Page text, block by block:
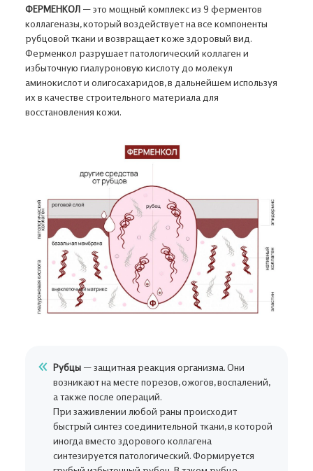
ФЕРМЕНКОЛ — это мощный комплекс из 9 ферментов
коллагеназы, который воздействует на все компоненты
рубцовой ткани и возвращает коже здоровый вид.
Ферменкол разрушает патологический коллаген и
избыточную гиалуроновую кислоту до молекул
аминокислот и олигосахаридов, в дальнейшем используя
их в качестве строительного материала для
восстановления кожи.
Рубцы — защитная реакция организма. Они
возникают на месте порезов, ожогов, воспалений,
а также после операций.
При заживлении любой раны происходит
быстрый синтез соединительной ткани, в которой
иногда вместо здорового коллагена
синтезируется патологический. Формируется